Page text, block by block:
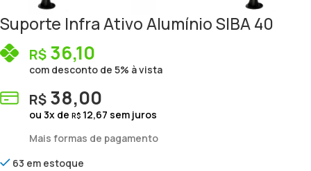
Suporte Infra Ativo Alumínio SIBA 40
R$ 36,10
com desconto de 5% à vista
R$ 38,00
ou 3x de R$ 12,67 sem juros
Mais formas de pagamento
63 em estoque